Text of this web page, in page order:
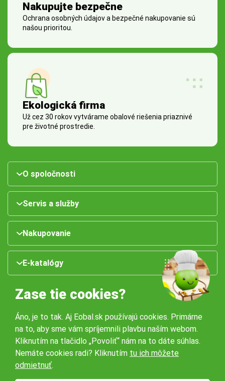
Nakupujte bezpečne
Ochrana osobných údajov a bezpečné nakupovanie sú
našou prioritou.
Ekologická firma
Už cez 30 rokov vytvárame obalové riešenia priaznivé
pre životné prostredie.
O spoločnosti
Servis a služby
Nakupovanie
E-katalógy
Naše pobočky:
Zase tie cookies?
Áno, je to tak. Aj Eobal.sk používajú cookies. Primárne
na to, aby sme vám spríjemnili plavbu naším webom.
Kliknutím na tlačidlo „Povoliť“ nám na to dáte súhlas.
Nemáte cookies radi? Kliknutím tu ich môžete
odmietnuť.